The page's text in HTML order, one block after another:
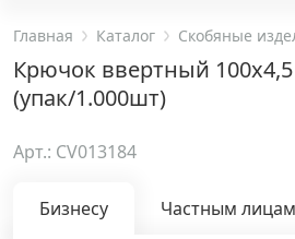
Акции
Распродажа
Уценка
Анкерная техника
Главная Каталог Скобяные
Крючок ввертный 100x4,5
(упак/1.000шт)
Арт.: CV013184
Бизнесу Частным лицам